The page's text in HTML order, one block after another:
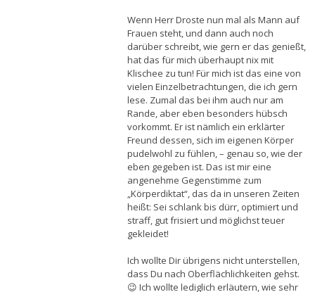
Wenn Herr Droste nun mal als Mann auf
Frauen steht, und dann auch noch
darüber schreibt, wie gern er das genießt,
hat das für mich überhaupt nix mit
Klischee zu tun! Für mich ist das eine von
vielen Einzelbetrachtungen, die ich gern
lese. Zumal das bei ihm auch nur am
Rande, aber eben besonders hübsch
vorkommt. Er ist nämlich ein erklärter
Freund dessen, sich im eigenen Körper
pudelwohl zu fühlen, – genau so, wie der
eben gegeben ist. Das ist mir eine
angenehme Gegenstimme zum
„Körperdiktat“, das da in unseren Zeiten
heißt: Sei schlank bis dürr, optimiert und
straff, gut frisiert und möglichst teuer
gekleidet!
Ich wollte Dir übrigens nicht unterstellen,
dass Du nach Oberflächlichkeiten gehst.
😉 Ich wollte lediglich erläutern, wie sehr